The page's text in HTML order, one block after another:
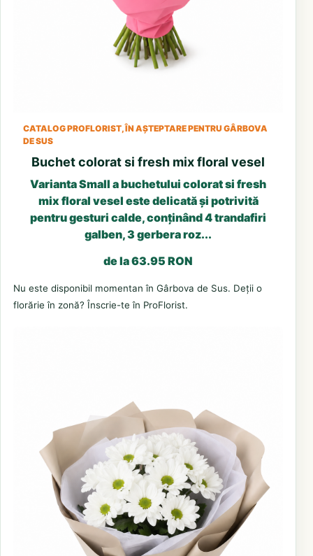
CATALOG PROFLORIST, ÎN AȘTEPTARE PENTRU GÂRBOVA
DE SUS
Buchet colorat si fresh mix floral vesel
Varianta Small a buchetului colorat si fresh
mix floral vesel este delicată și potrivită
pentru gesturi calde, conținând 4 trandafiri
galben, 3 gerbera roz...
de la 63.95 RON
Nu este disponibil momentan în Gârbova de Sus. Deții o
florărie în zonă? Înscrie-te în ProFlorist.